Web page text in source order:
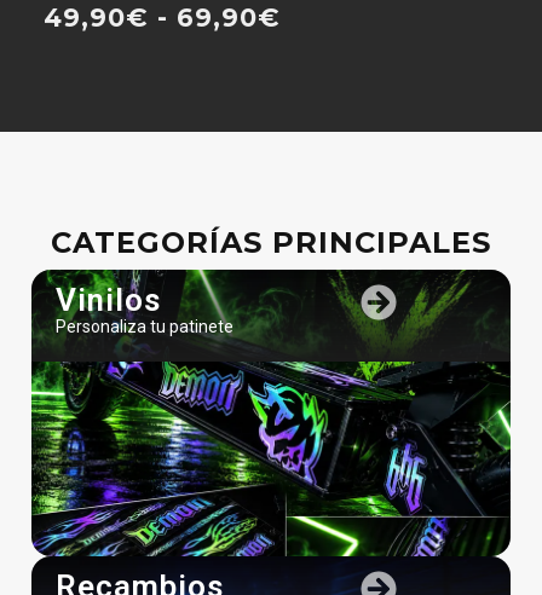
49,90€ - 69,90€
CATEGORÍAS PRINCIPALES
Vinilos
Personaliza tu patinete
Recambios